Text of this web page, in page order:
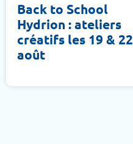
Back to School
Hydrion : ateliers
créatifs les 19 & 22
août